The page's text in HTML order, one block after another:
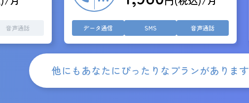
音声通話 データ通信 SMS 音声通話
他にもあなたにぴったりなプランがあります